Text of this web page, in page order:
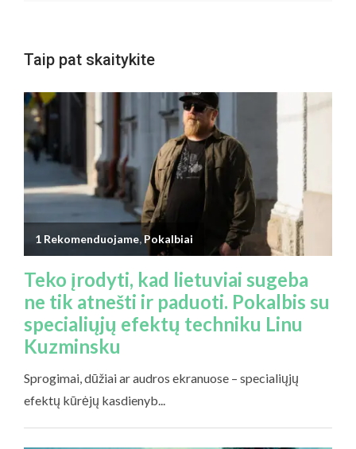
Taip pat skaitykite